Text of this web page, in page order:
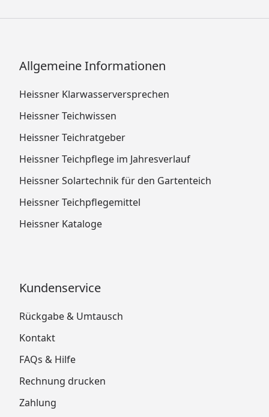
Allgemeine Informationen
Heissner Klarwasserversprechen
Heissner Teichwissen
Heissner Teichratgeber
Heissner Teichpflege im Jahresverlauf
Heissner Solartechnik für den Gartenteich
Heissner Teichpflegemittel
Heissner Kataloge
Kundenservice
Rückgabe & Umtausch
Kontakt
FAQs & Hilfe
Rechnung drucken
Zahlung